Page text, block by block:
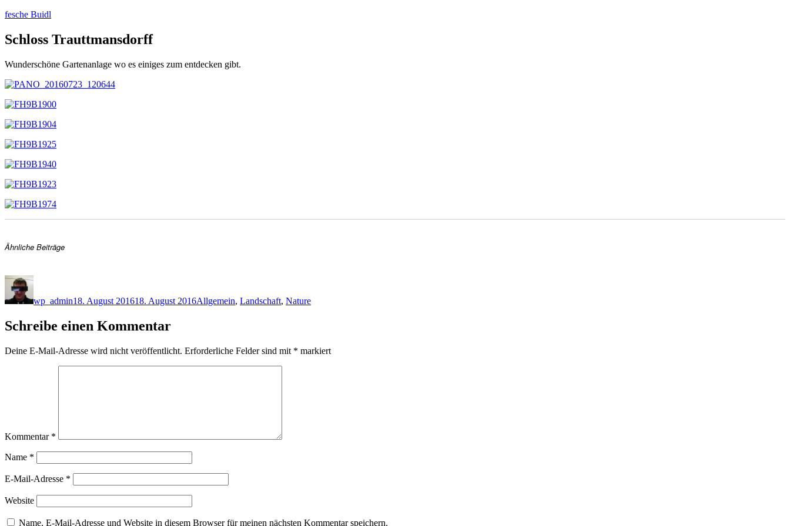
Zum
springen
fesche Buidl
Schloss Trauttmansdorff
Wunderschöne Gartenanlage wo es einiges zum entdecken gibt.
Ähnliche Beiträge
Autor
wp_admin18. August 201618. August 2016Allgemein, Landschaft, Nature
Schreibe einen Kommentar
Deine E-Mail-Adresse wird nicht veröffentlicht. Erforderliche Felder sind mit * markiert
Kommentar *
Name *
E-Mail-Adresse *
Website
Name, E-Mail-Adresse und Website in diesem Browser für meinen nächsten Kommentar speichern.